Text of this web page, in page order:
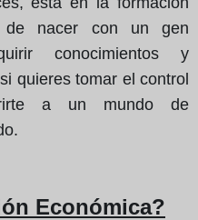
de nacer con un gen
conocimientos y
quieres tomar el control
a un mundo de
Económica?